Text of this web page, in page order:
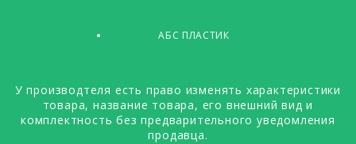
АБС ПЛАСТИК
У производтеля есть право изменять характеристики
товара, название товара, его внешний вид и
комплектность без предварительного уведомления
продавца.